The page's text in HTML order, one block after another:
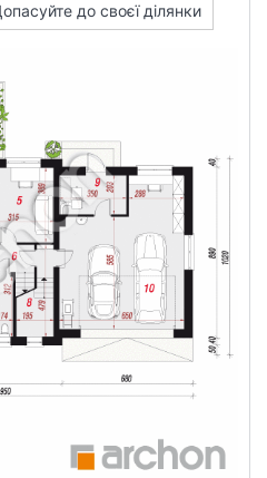
до своєї ділянки